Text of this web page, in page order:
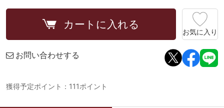
カートに入れる
お気に入り
お問い合わせする
獲得予定ポイント：111ポイント